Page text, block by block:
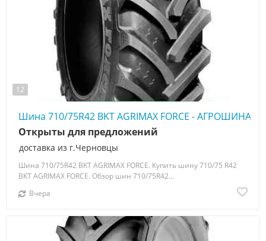
12
Шина 710/75R42 BKT AGRIMAX FORCE - АГРОШИНА ☎️
доставка из г.Черновцы
Открыты для предложений
Шина 710/75R42 BKT AGRIMAX FORCE. Купить шину 710/75 R42
BKT AGRIMAX FORCE. Обзор шин 710/75R42...
Вчера